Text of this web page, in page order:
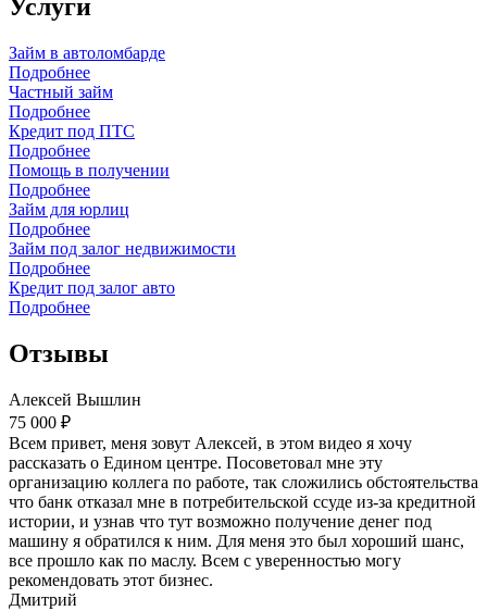
Услуги
Займ в автоломбарде
Подробнее
Частный займ
Подробнее
Кредит под ПТС
Подробнее
Помощь в получении
Подробнее
Займ для юрлиц
Подробнее
Займ под залог недвижимости
Подробнее
Кредит под залог авто
Подробнее
Отзывы
Алексей Вышлин
75 000 ₽
Всем привет, меня зовут Алексей, в этом видео я хочу
рассказать о Едином центре. Посоветовал мне эту
организацию коллега по работе, так сложились обстоятельства
что банк отказал мне в потребительской ссуде из-за кредитной
истории, и узнав что тут возможно получение денег под
машину я обратился к ним. Для меня это был хороший шанс,
все прошло как по маслу. Всем с уверенностью могу
рекомендовать этот бизнес.
Дмитрий